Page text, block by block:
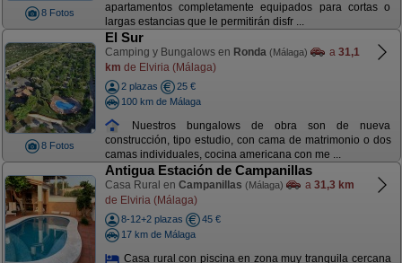
8 Fotos
apartamentos completamente equipados para cortas o
largas estancias que le permitirán disfr ...
8 Fotos
El Sur
Camping y Bungalows en Ronda (Málaga) a 31,1
km de Elviria (Málaga)
2 plazas
25 €
100 km de Málaga
Nuestros bungalows de obra son de nueva
construcción, tipo estudio, con cama de matrimonio o dos
camas individuales, cocina americana con me ...
Antigua Estación de Campanillas
Casa Rural en Campanillas (Málaga) a 31,3 km
de Elviria (Málaga)
8-12+2 plazas
45 €
17 km de Málaga
Casa rural con piscina en zona muy tranquila cercana